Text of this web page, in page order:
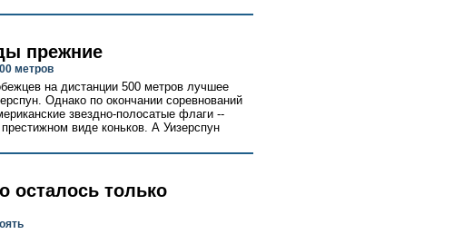
прежние
метров
на дистанции 500 метров лучшее
Однако по окончании соревнований
звездно-полосатые флаги --
виде коньков. А Уизерспун
осталось только